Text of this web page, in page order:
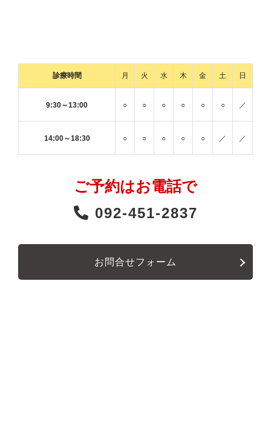
診療時間 月 火 水 木 金 土 日
9:30～13:00 ○ ○ ○ ○ ○ ○ ／
14:00～18:30 ○ ○ ○ ○ ○ ／ ／
ご予約はお電話で
092-451-2837
お問合せフォーム